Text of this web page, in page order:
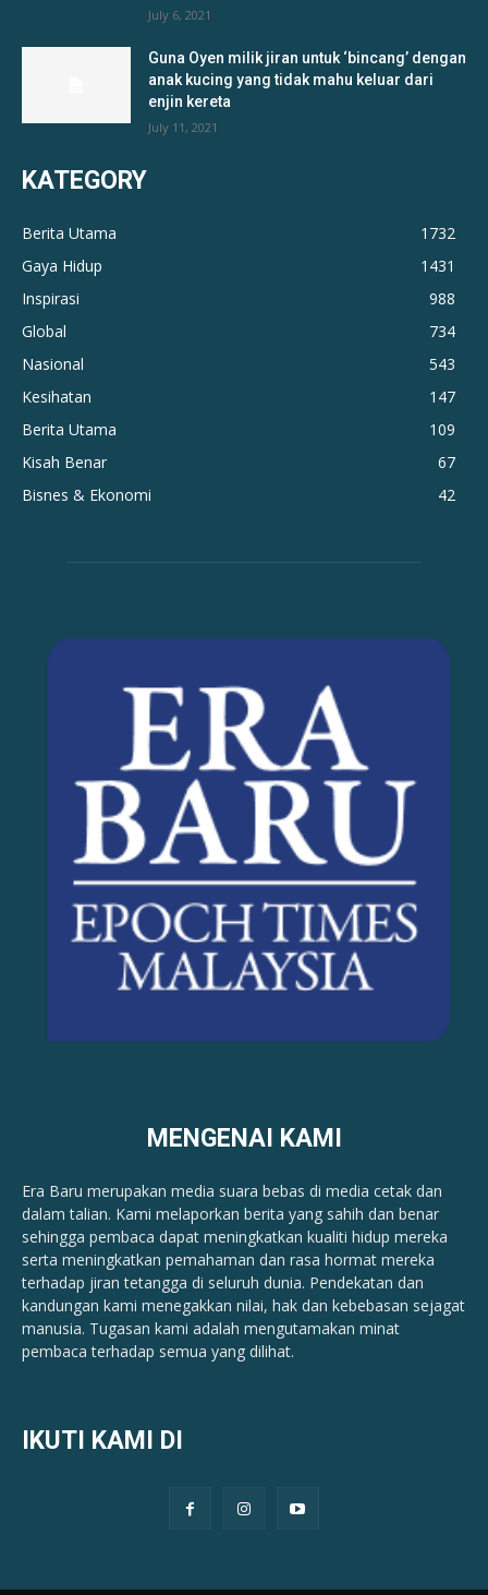
July 6, 2021
Guna Oyen milik jiran untuk ‘bincang’ dengan
anak kucing yang tidak mahu keluar dari
enjin kereta
July 11, 2021
KATEGORY
Berita Utama
1732
Gaya Hidup
1431
Inspirasi
988
Global
734
Nasional
543
Kesihatan
147
Berita Utama
109
Kisah Benar
67
Bisnes & Ekonomi
42
MENGENAI KAMI
Era Baru merupakan media suara bebas di media cetak dan
dalam talian. Kami melaporkan berita yang sahih dan benar ​​
sehingga pembaca dapat meningkatkan kualiti hidup mereka
serta meningkatkan pemahaman dan rasa hormat mereka
terhadap jiran tetangga di seluruh dunia. Pendekatan dan
kandungan kami menegakkan nilai, hak dan kebebasan sejagat
manusia. Tugasan kami adalah mengutamakan minat
pembaca terhadap semua yang dilihat.
IKUTI KAMI DI